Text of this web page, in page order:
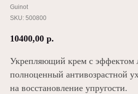
Guinot
SKU: 500800
10400,00 р.
Укрепляющий крем с
полноценный антивозрастной
на восстановление упругости.